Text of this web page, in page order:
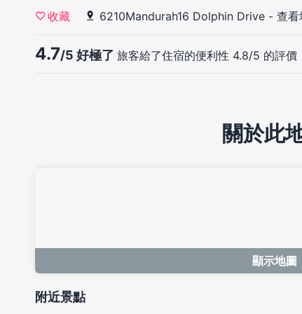
收藏 6210Mandurah16 Dolphin Drive - 查看
4.7/5 好極了 旅客給了住宿的便利性 4.8/5 的評價
關於此
顯示地圖
附近景點